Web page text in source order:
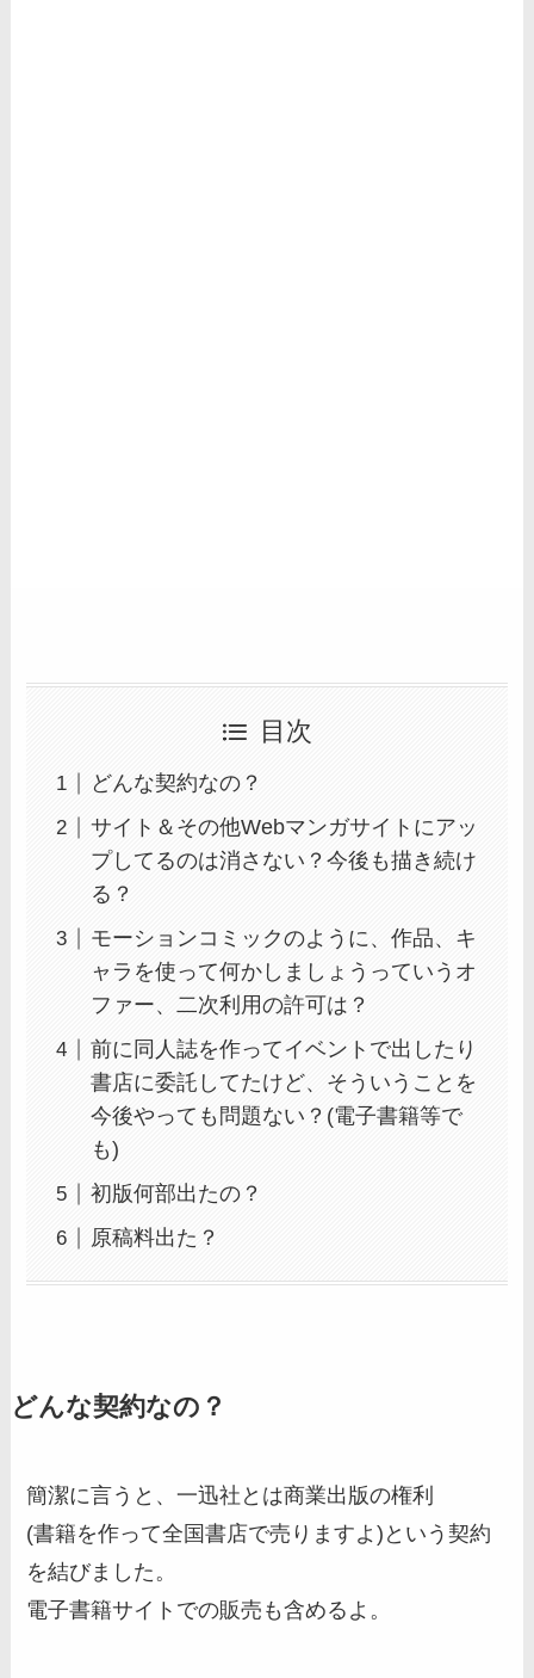
目次
どんな契約なの？
サイト＆その他Webマンガサイトにアッ
プしてるのは消さない？今後も描き続け
る？
モーションコミックのように、作品、キ
ャラを使って何かしましょうっていうオ
ファー、二次利用の許可は？
前に同人誌を作ってイベントで出したり
書店に委託してたけど、そういうことを
今後やっても問題ない？(電子書籍等で
も)
初版何部出たの？
原稿料出た？
どんな契約なの？
簡潔に言うと、一迅社とは商業出版の権利
(書籍を作って全国書店で売りますよ)という契約
を結びました。
電子書籍サイトでの販売も含めるよ。